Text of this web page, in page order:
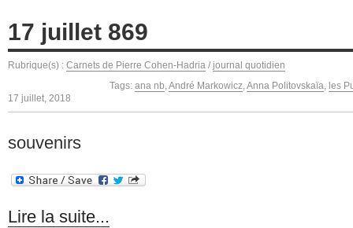
17 juillet 869
Rubrique(s) : Carnets de Pierre Cohen-Hadria / journal quotidien
Tags: ana nb André Markowicz Anna Politovskaïa les
17 juillet, 2018
souvenirs
Lire la suite...